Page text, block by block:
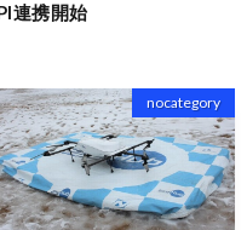
連携開始
nocategory